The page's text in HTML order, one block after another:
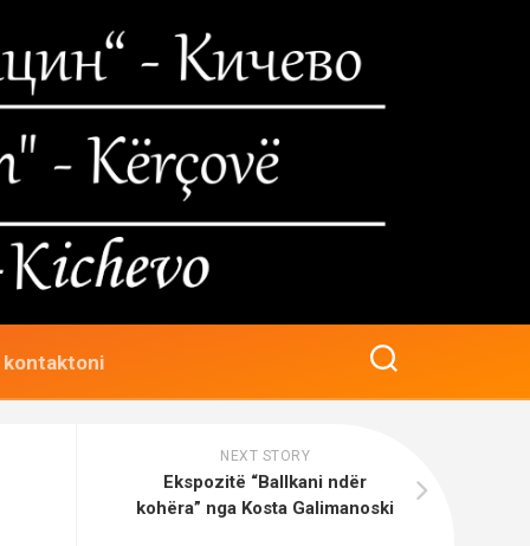
kontaktoni
NEXT STORY
Ekspozitë “Ballkani ndër
kohëra” nga Kosta Galimanoski